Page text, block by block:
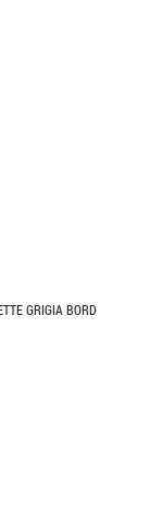
GRIGIA BORD